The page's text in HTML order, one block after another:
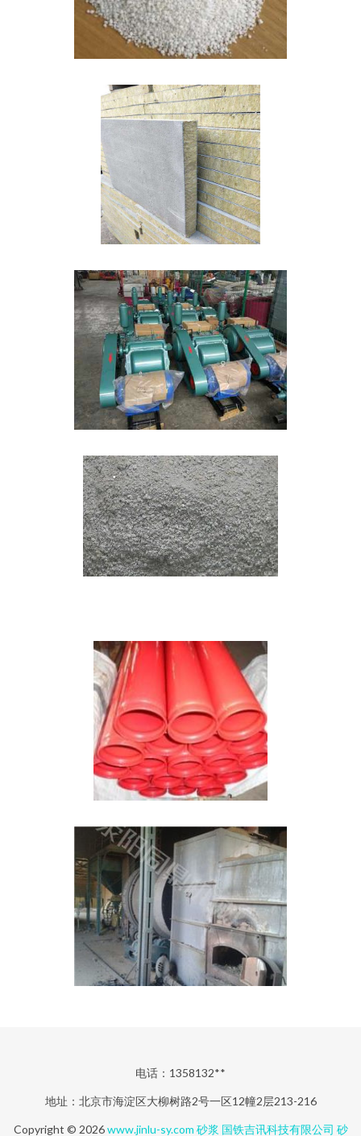
电话：1358132**
地址：北京市海淀区大柳树路2号一区12幢2层213-216
Copyright © 2026www.jinlu-sy.com 砂浆 国铁吉讯科技有限公司 砂